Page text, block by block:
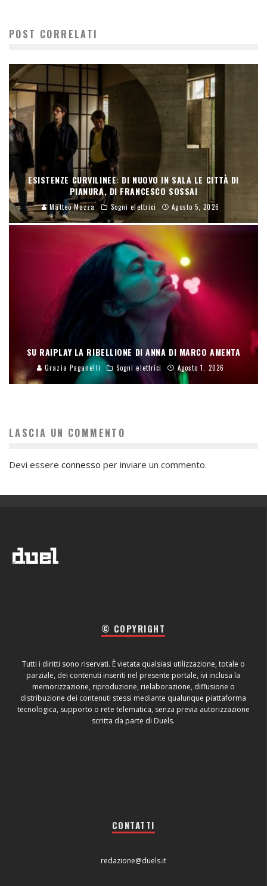
POST CORRELATI
ESISTENZE CURVILINEE: DI NUOVO IN SALA LE CITTÀ DI
PIANURA, DI FRANCESCO SOSSAI
Matteo Mazza Sogni elettrici Agosto 5, 2026
SU RAIPLAY LA RIBELLIONE DI ANNA DI MARCO AMENTA
Grazia Paganelli Sogni elettrici Agosto 1, 2026
LASCIA UN COMMENTO
Devi essere connesso per inviare un commento.
© COPYRIGHT
Tutti i diritti sono riservati. È vietata qualsiasi utilizzazione, totale o
parziale, dei contenuti inseriti nel presente portale, ivi inclusa la
memorizzazione, riproduzione, rielaborazione, diffusione o
distribuzione dei contenuti stessi mediante qualunque piattaforma
tecnologica, supporto o rete telematica, senza previa autorizzazione
scritta da parte di Duels.
CONTATTI
redazione@duels.it